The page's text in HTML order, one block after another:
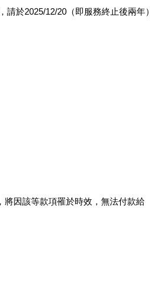
於2025/12/20（即服務終止後兩年）
因該等款項罹於時效，無法付款給